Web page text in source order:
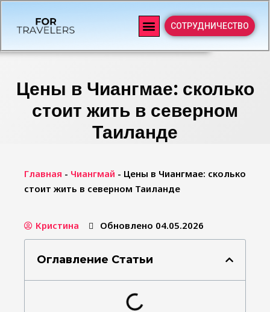
СОТРУДНИЧЕСТВО
Цены в Чиангмае: сколько
стоит жить в северном
Таиланде
Главная - Чиангмай - Цены в Чиангмае: сколько
стоит жить в северном Таиланде
Кристина Обновлено 04.05.2026
Оглавление Статьи